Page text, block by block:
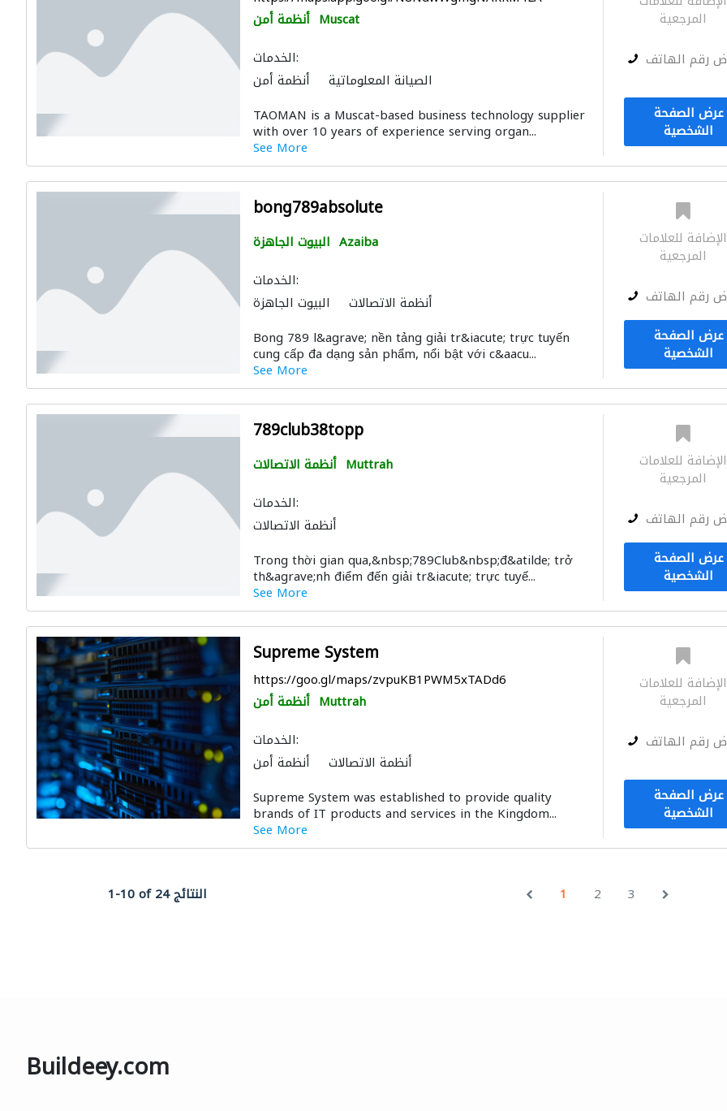
أنظمة أمن Muscat
الخدمات:
أنظمة أمن
الصيانة المعلوماتية
TAOMAN is a Muscat-based business technology supplier
with over 10 years of experience serving organ...
See More
المرجعية
رقم الهاتف
عرض الصفحة
الشخصية
bong789absolute
البيوت الجاهزة Azaiba
الخدمات:
البيوت الجاهزة
أنظمة الاتصالات
Bong 789 l&agrave; nền tảng giải tr&iacute; trực tuyến
cung cấp đa dạng sản phẩm, nổi bật với c&aacu...
See More
الإضافة للعلامات
المرجعية
رقم الهاتف
عرض الصفحة
الشخصية
789club38topp
أنظمة الاتصالات Muttrah
الخدمات:
أنظمة الاتصالات
Trong thời gian qua,&nbsp;789Club&nbsp;đ&atilde; trở
th&agrave;nh điểm đến giải tr&iacute; trực tuyế...
See More
الإضافة للعلامات
المرجعية
رقم الهاتف
عرض الصفحة
الشخصية
Supreme System
https://goo.gl/maps/zvpuKB1PWM5xTADd6
أنظمة أمن Muttrah
الخدمات:
أنظمة أمن
أنظمة الاتصالات
Supreme System was established to provide quality
brands of IT products and services in the Kingdom...
See More
الإضافة للعلامات
المرجعية
رقم الهاتف
عرض الصفحة
الشخصية
1-10 of 24 النتائج 1 2 3
Buildeey.com